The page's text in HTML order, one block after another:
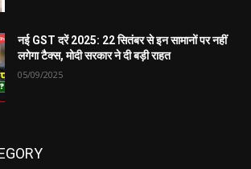
नई GST दरें 2025: 22 सितंबर से इन सामानों पर नहीं
लगेगा टैक्स, मोदी सरकार ने दी बड़ी राहत
05/09/2025